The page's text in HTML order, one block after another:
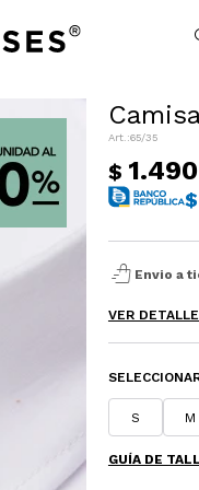
65/35
$ 1.490
$
shopping_bag_speed Envio a
VER
S M
GUÍA DE